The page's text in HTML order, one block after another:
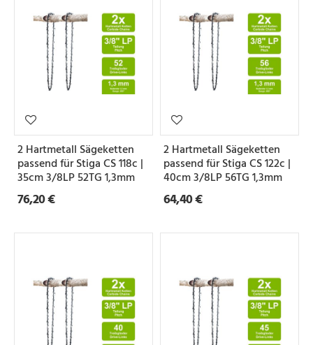
2 Hartmetall Sägeketten
passend für Stiga CS 118c |
35cm 3/8LP 52TG 1,3mm
76,20 €
2 Hartmetall Sägeketten
passend für Stiga CS 122c |
40cm 3/8LP 56TG 1,3mm
64,40 €